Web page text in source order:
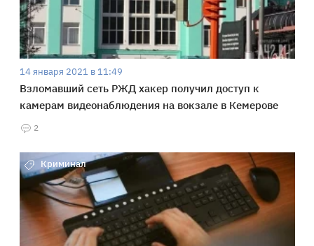
14 января 2021 в 11:49
Взломавший сеть РЖД хакер получил доступ к
камерам видеонаблюдения на вокзале в Кемерове
2
Криминал